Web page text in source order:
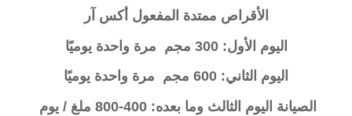
الأقراص ممتدة المفعول أكس آر
اليوم الأول: 300 مجم مرة واحدة يوميًا
اليوم الثاني: 600 مجم مرة واحدة يوميًا
الصيانة اليوم الثالث وما بعده: 400-800 ملغ / يوم